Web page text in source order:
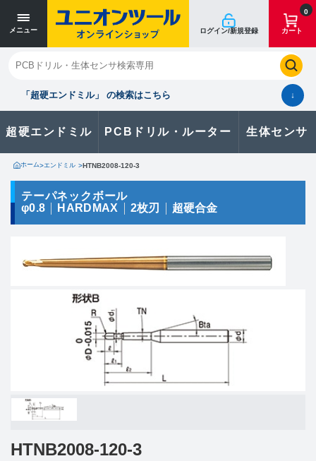
メニュー ログイン/新規登録
0
カート
「超硬エンドミル」 の検索はこちら ↓
超硬エンドミル PCBドリル・ルーター 生体センサ
閉じる
お気に入り クイックオーダー 購入履歴
製品に関するお問い合わせはこちら
カタログ一覧
ホーム>エンドミル >HTNB2008-120-3
テーパネックボール
φ0.8
HARDMAX 2枚刃 超硬合金
HTNB2008-120-3
寸法単位 [mm]
寸法単位 [mm]